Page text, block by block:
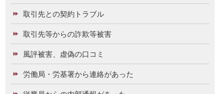
取引先との契約トラブル
取引先等からの詐欺等被害
風評被害、虚偽の口コミ
労働局・労基署から連絡があった